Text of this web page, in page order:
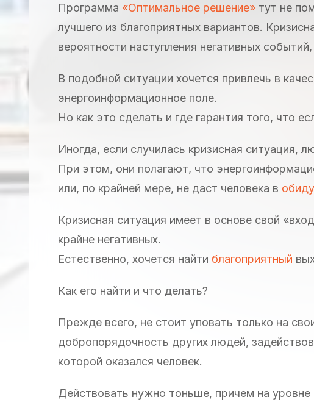
Программа «Оптимальное решение» тут не
лучшего из благоприятных вариантов.
вероятности наступления негативных
В подобной ситуации хочется привлечь в
энергоинформационное поле.
Но как это сделать и где гарантия того, что
Иногда, если случилась кризисная ситуация,
При этом, они полагают, что
или, по крайней мере, не даст человека в обиду
Кризисная ситуация имеет в основе свой
крайне негативных.
Естественно, хочется найти благоприятный
Как его найти и что делать?
Прежде всего, не стоит уповать только на
добропорядочность других людей,
которой оказался человек.
Действовать нужно тоньше, причем на